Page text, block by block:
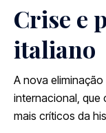
Crise e
italiano
A nova
internacional, que
mais críticos da